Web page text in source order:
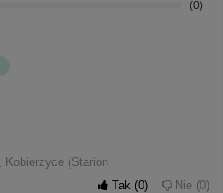
0
Kobierzyce (Starion
Tak 0 Nie 0